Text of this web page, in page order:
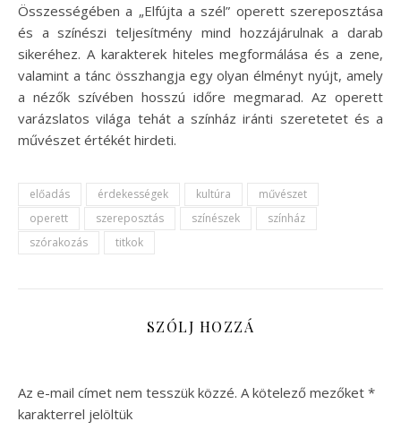
Összességében a „Elfújta a szél” operett szereposztása
és a színészi teljesítmény mind hozzájárulnak a darab
sikeréhez. A karakterek hiteles megformálása és a zene,
valamint a tánc összhangja egy olyan élményt nyújt, amely
a nézők szívében hosszú időre megmarad. Az operett
varázslatos világa tehát a színház iránti szeretetet és a
művészet értékét hirdeti.
előadás érdekességek kultúra
művészet
operett
szereposztás színészek
színház
szórakozás
titkok
SZÓLJ HOZZÁ
Az e-mail címet nem tesszük közzé. A kötelező mezőket *
karakterrel jelöltük